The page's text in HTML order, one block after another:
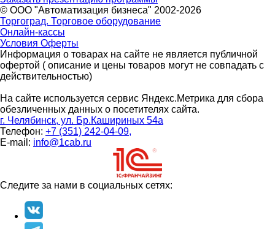
© ООО "Автоматизация бизнеса" 2002-2026
Торгоград. Торговое оборудование
Онлайн-кассы
Условия Оферты
Информация о товарах на сайте не является публичной
офертой ( описание и цены товаров могут не совпадать с
действительностью)
На сайте используется сервис Яндекс.Метрика для сбора
обезличенных данных о посетителях сайта.
г. Челябинск, ул. Бр.Кашириных 54а
Телефон: +7 (351) 242-04-09,
E-mail: info@1cab.ru
Следите за нами в социальных сетях: